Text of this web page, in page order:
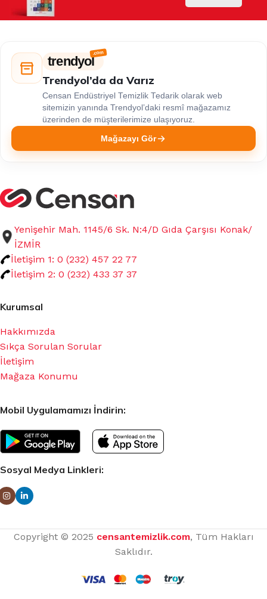
trendyol
Trendyol’da da Varız
Censan Endüstriyel Temizlik Tedarik olarak web
sitemizin yanında Trendyol’daki resmî mağazamız
üzerinden de müşterilerimize ulaşıyoruz.
Mağazayı Gör
Yenişehir Mah. 1145/6 Sk. N:4/D Gıda Çarşısı Konak/
İZMİR
İletişim 1: 0 (232) 457 22 77
İletişim 2: 0 (232) 433 37 37
Kurumsal
Hakkımızda
Sıkça Sorulan Sorular
İletişim
Mağaza Konumu
Mobil Uygulamamızı İndirin:
Sosyal Medya Linkleri:
Copyright © 2025 censantemizlik.com, Tüm Hakları
Saklıdır.